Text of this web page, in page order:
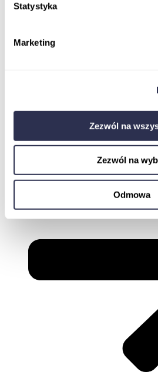
Statystyka
Marketing
Zezwól na
Zezwól na
Odmowa